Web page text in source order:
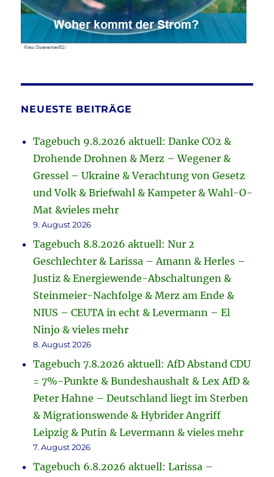
NEUESTE BEITRÄGE
Tagebuch 9.8.2026 aktuell: Danke CO2 &
Drohende Drohnen & Merz – Wegener &
Gressel – Ukraine & Verachtung von Gesetz
und Volk & Briefwahl & Kampeter & Wahl-O-
Mat &vieles mehr
9. August 2026
Tagebuch 8.8.2026 aktuell: Nur 2
Geschlechter & Larissa – Amann & Herles –
Justiz & Energiewende-Abschaltungen &
Steinmeier-Nachfolge & Merz am Ende &
NIUS – CEUTA in echt & Levermann – El
Ninjo & vieles mehr
8. August 2026
Tagebuch 7.8.2026 aktuell: AfD Abstand CDU
= 7%-Punkte & Bundeshaushalt & Lex AfD &
Peter Hahne – Deutschland liegt im Sterben
& Migrationswende & Hybrider Angriff
Leipzig & Putin & Levermann & vieles mehr
7. August 2026
Tagebuch 6.8.2026 aktuell: Larissa –